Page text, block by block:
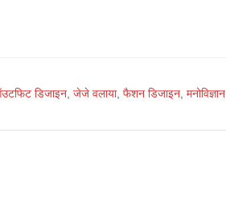
डिजाइन,जेजे वलाया,फैशन डिजाइन,मनोविज्ञान